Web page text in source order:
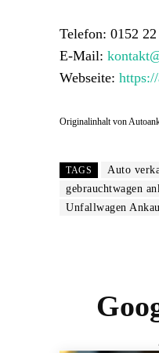
Telefon: 0152
E-Mail:
Webseite:
Originalinhalt von
TAGS Auto
gebrauchtwagen
Unfallwagen